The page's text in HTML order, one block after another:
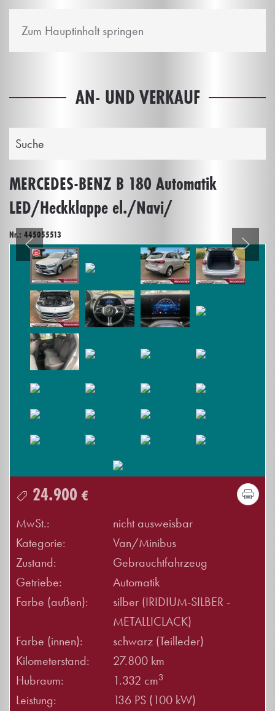
Zum Hauptinhalt springen
AN- UND VERKAUF
Suche
MERCEDES-BENZ B 180 Automatik
LED/Heckklappe el./Navi/
Nr.: 445055513
24.900 €
MwSt.:
nicht ausweisbar
Kategorie:
Van/Minibus
Zustand:
Gebrauchtfahrzeug
Getriebe:
Automatik
Farbe (außen):
silber (IRIDIUM-SILBER -
METALLICLACK)
Farbe (innen):
schwarz (Teilleder)
Kilometerstand:
27.800 km
Hubraum:
1.332 cm3
Leistung:
136 PS (100 kW)